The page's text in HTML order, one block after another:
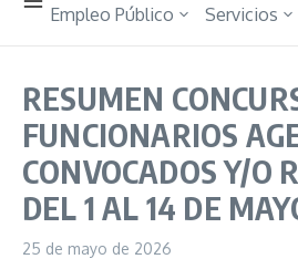
Empleo Público
Servicios
RESUMEN
FUNCIONARIOS
CONVOCADOS Y/O
DEL 1 AL 14 DE
25 de mayo de 2026